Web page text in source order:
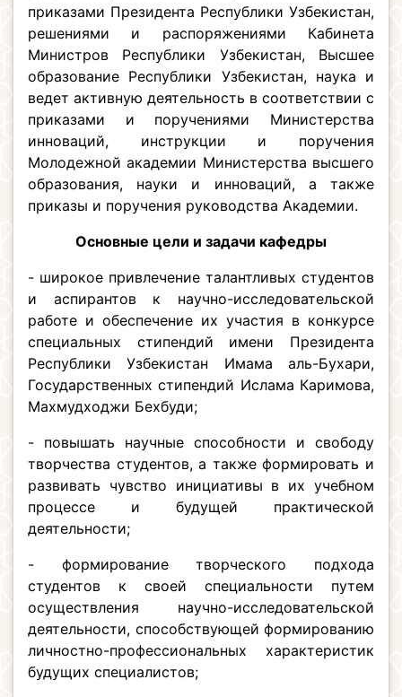
приказами Президента Республики Узбекистан,
решениями и распоряжениями Кабинета
Министров Республики Узбекистан, Высшее
образование Республики Узбекистан, наука и
ведет активную деятельность в соответствии с
приказами и поручениями Министерства
инноваций, инструкции и поручения
Молодежной академии Министерства высшего
образования, науки и инноваций, а также
приказы и поручения руководства Академии.
Основные цели и задачи кафедры
- широкое привлечение талантливых студентов
и аспирантов к научно-исследовательской
работе и обеспечение их участия в конкурсе
специальных стипендий имени Президента
Республики Узбекистан Имама аль-Бухари,
Государственных стипендий Ислама Каримова,
Махмудходжи Бехбуди;
- повышать научные способности и свободу
творчества студентов, а также формировать и
развивать чувство инициативы в их учебном
процессе и будущей практической
деятельности;
- формирование творческого подхода
студентов к своей специальности путем
осуществления научно-исследовательской
деятельности, способствующей формированию
личностно-профессиональных характеристик
будущих специалистов;